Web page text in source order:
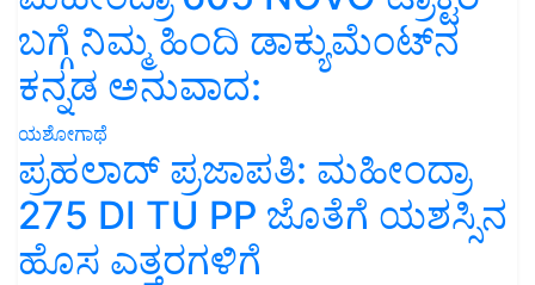
ಬಗ್ಗೆ ನಿಮ್ಮ ಹಿಂದಿ ಡಾಕ್ಯುಮೆಂಟ್‌ನ
ಕನ್ನಡ ಅನುವಾದ:
ಯಶೋಗಾಥೆ
ಪ್ರಹಲಾದ್ ಪ್ರಜಾಪತಿ: ಮಹೀಂದ್ರಾ
275 DI TU PP ಜೊತೆಗೆ ಯಶಸ್ಸಿನ
ಹೊಸ ಎತ್ತರಗಳಿಗೆ